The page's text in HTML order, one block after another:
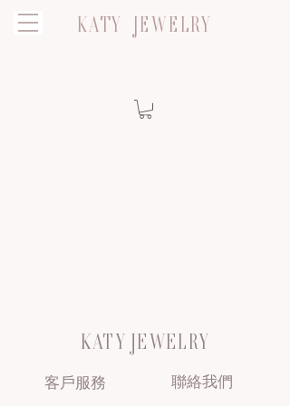
KATY JEWELRY
KATY JEWELRY
客戶服務 聯絡我們